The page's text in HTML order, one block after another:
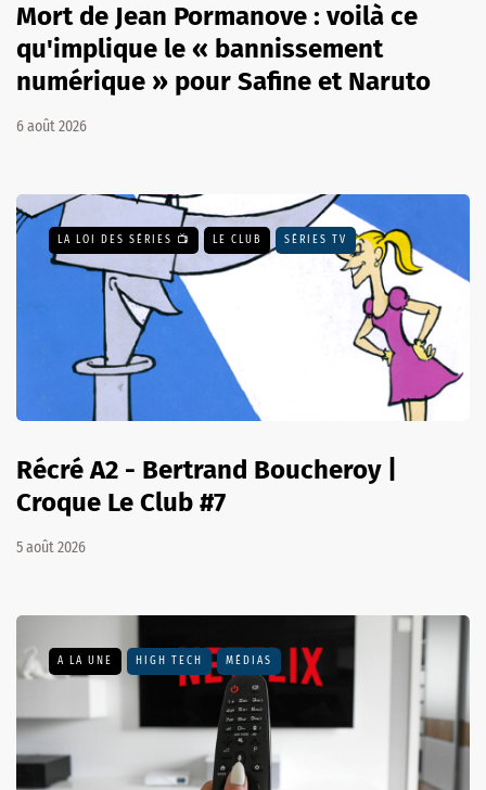
Mort de Jean Pormanove : voilà ce
qu'implique le « bannissement
numérique » pour Safine et Naruto
6 août 2026
LA LOI DES SÉRIES 📺 LE CLUB SÉRIES TV
Récré A2 - Bertrand Boucheroy |
Croque Le Club #7
5 août 2026
A LA UNE HIGH TECH MÉDIAS